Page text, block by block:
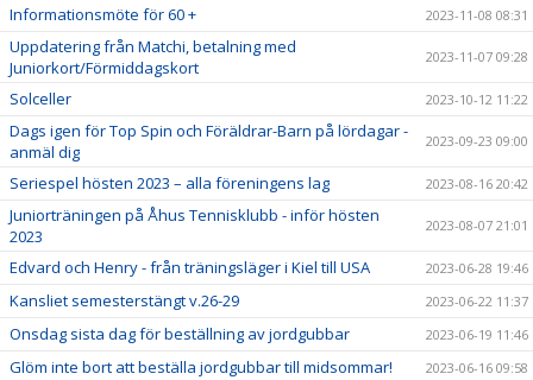
Informationsmöte för 60 + 2023-11-08 08:31
Uppdatering från Matchi, betalning med
Juniorkort/Förmiddagskort
2023-11-07 09:28
Solceller 2023-10-12 11:22
Dags igen för Top Spin och Föräldrar-Barn på lördagar -
anmäl dig
2023-09-23 09:00
Seriespel hösten 2023 – alla föreningens lag 2023-08-16 20:42
Juniorträningen på Åhus Tennisklubb - inför hösten
2023
2023-08-07 21:01
Edvard och Henry - från träningsläger i Kiel till USA 2023-06-28 19:46
Kansliet semesterstängt v.26-29 2023-06-22 11:37
Onsdag sista dag för beställning av jordgubbar 2023-06-19 11:46
Glöm inte bort att beställa jordgubbar till midsommar! 2023-06-16 09:58